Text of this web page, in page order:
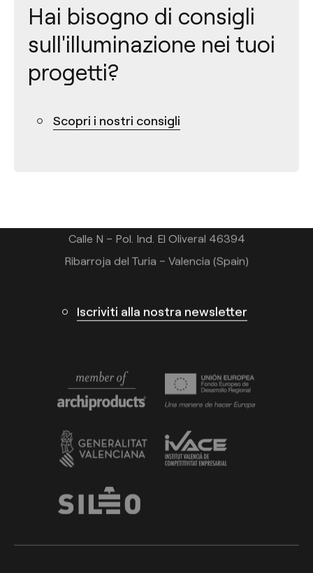
Hai bisogno di consigli
sull'illuminazione nei tuoi
progetti?
Scopri i nostri consigli
Contatto
Calle N – Pol. Ind. El Oliveral 46394
Ribarroja del Turia – Valencia (Spain)
Iscriviti alla nostra newsletter